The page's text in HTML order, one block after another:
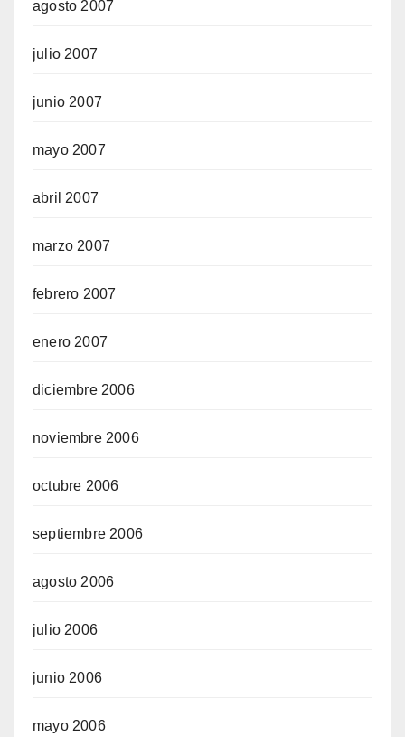
agosto 2007
julio 2007
junio 2007
mayo 2007
abril 2007
marzo 2007
febrero 2007
enero 2007
diciembre 2006
noviembre 2006
octubre 2006
septiembre 2006
agosto 2006
julio 2006
junio 2006
mayo 2006